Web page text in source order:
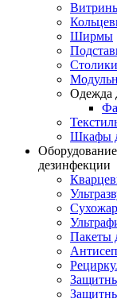
Ширмы
Одежда
Шкафы
дезинфекции
Пакеты